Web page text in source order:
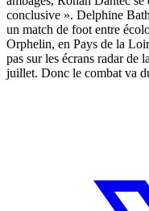
conclusive ». Delphine
un match de foot entre
Orphelin, en Pays de la
pas sur les écrans radar de
juillet. Donc le combat va